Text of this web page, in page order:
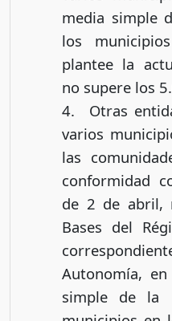
media simple
los
plantee la
no supere los
4. Otras
varios
las
conformidad
de 2 de abril,
Bases del
Autonomía,
simple de la